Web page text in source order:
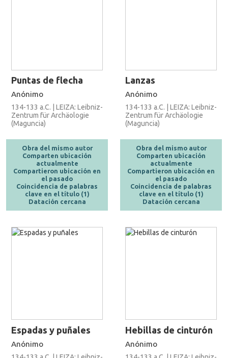
Puntas de flecha
Anónimo
134-133 a.C. | LEIZA: Leibniz-
Zentrum für Archäologie
(Maguncia)
Obra del mismo autor
Comparten ubicación
actualmente
Compartieron ubicación en
el pasado
Coincidencia de palabras
clave en el título (1)
Datación cercana
Lanzas
Anónimo
134-133 a.C. | LEIZA: Leibniz-
Zentrum für Archäologie
(Maguncia)
Obra del mismo autor
Comparten ubicación
actualmente
Compartieron ubicación en
el pasado
Coincidencia de palabras
clave en el título (1)
Datación cercana
Espadas y puñales
Anónimo
Hebillas de cinturón
Anónimo